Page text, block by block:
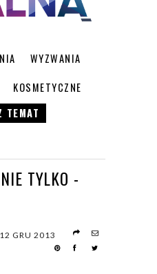
WYZWANIA
KOSMETYCZNE
TEMAT
TYLKO -
12 GRU 2013